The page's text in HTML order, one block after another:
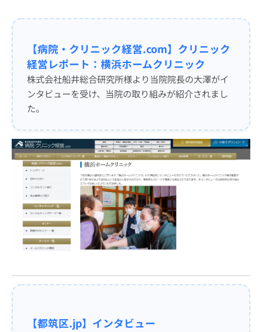
【病院・クリニック経営.com】クリニック
経営レポート：横浜ホームクリニック
株式会社船井総合研究所様より当院院長の大澤がイ
ンタビューを受け、当院の取り組みが紹介されまし
た。
【都筑区.jp】インタビュー
よくあるご質問
患者さまの声
採用情報
ブログ